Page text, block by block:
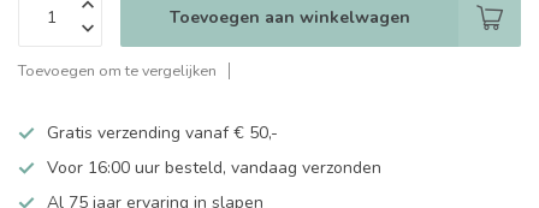
Toevoegen aan winkelwagen
Toevoegen om te vergelijken
Gratis verzending vanaf € 50,-
Voor 16:00 uur besteld, vandaag verzonden
Al 75 jaar ervaring in slapen